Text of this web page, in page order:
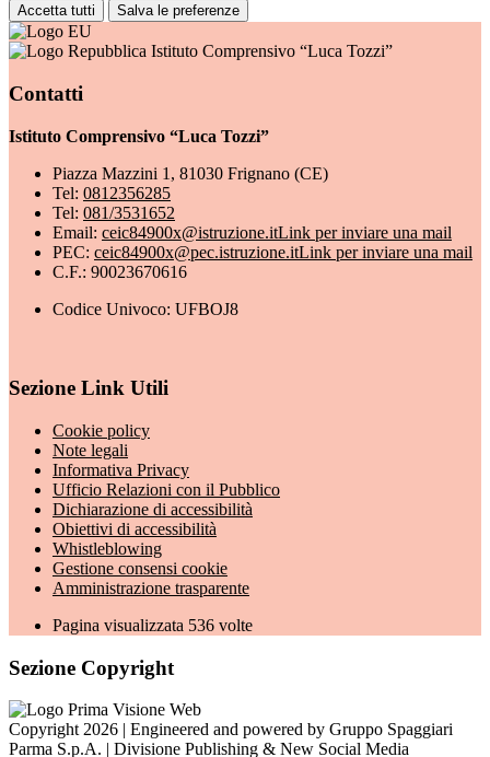
Accetta tutti Salva le preferenze
Istituto Comprensivo “Luca Tozzi”
Contatti
Istituto Comprensivo “Luca Tozzi”
Piazza Mazzini 1, 81030 Frignano (CE)
Tel: 0812356285
Tel: 081/3531652
Email: ceic84900x@istruzione.itLink per inviare una mail
PEC: ceic84900x@pec.istruzione.itLink per inviare una mail
C.F.: 90023670616
Codice Univoco: UFBOJ8
Sezione Link Utili
Cookie policy
Note legali
Informativa Privacy
Ufficio Relazioni con il Pubblico
Dichiarazione di accessibilità
Obiettivi di accessibilità
Whistleblowing
Gestione consensi cookie
Amministrazione trasparente
Pagina visualizzata 536 volte
Sezione Copyright
Copyright 2026 | Engineered and powered by Gruppo Spaggiari
Parma S.p.A. | Divisione Publishing & New Social Media